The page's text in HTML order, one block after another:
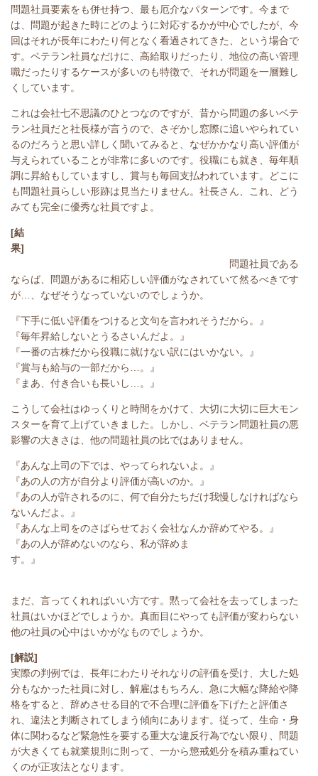
問題社員要素をも併せ持つ、最も厄介なパターンです。今まで
は、問題が起きた時にどのように対応するかが中心でしたが、今
回はそれが長年にわたり何となく看過されてきた、という場合で
す。ベテラン社員なだけに、高給取りだったり、地位の高い管理
職だったりするケースが多いのも特徴で、それが問題を一層難し
くしています。
これは会社七不思議のひとつなのですが、昔から問題の多いベテ
ラン社員だと社長様が言うので、さぞかし窓際に追いやられてい
るのだろうと思い詳しく聞いてみると、なぜかかなり高い評価が
与えられていることが非常に多いのです。役職にも就き、毎年順
調に昇給もしていますし、賞与も毎回支払われています。どこに
も問題社員らしい形跡は見当たりません。社長さん、これ、どう
みても完全に優秀な社員ですよ。
[結
果]
問題社員である
ならば、問題があるに相応しい評価がなされていて然るべきです
が…、なぜそうなっていないのでしょうか。
『下手に低い評価をつけると文句を言われそうだから。』
『毎年昇給しないとうるさいんだよ。』
『一番の古株だから役職に就けない訳にはいかない。』
『賞与も給与の一部だから…。』
『まあ、付き合いも長いし…。』
こうして会社はゆっくりと時間をかけて、大切に大切に巨大モン
スターを育て上げていきました。しかし、ベテラン問題社員の悪
影響の大きさは、他の問題社員の比ではありません。
『あんな上司の下では、やってられないよ。』
『あの人の方が自分より評価が高いのか。』
『あの人が許されるのに、何で自分たちだけ我慢しなければなら
ないんだよ。』
『あんな上司をのさばらせておく会社なんか辞めてやる。』
『あの人が辞めないのなら、私が辞めま
す。』
まだ、言ってくれればいい方です。黙って会社を去ってしまった
社員はいかほどでしょうか。真面目にやっても評価が変わらない
他の社員の心中はいかがなものでしょうか。
[解説]
実際の判例では、 長年にわたりそれなりの評価を受け、大した処
分もなかった社員に対し、解雇はもちろん、急に大幅な降給や降
格をすると、辞めさせる目的で不合理に評価を下げたと評価さ
れ、違法と判断されてしまう傾向にあります。従って、生命・身
体に関わるなど緊急性を要する重大な違反行為でない限り、問題
が大きくても就業規則に則って、一から懲戒処分を積み重ねてい
くのが正攻法となります。